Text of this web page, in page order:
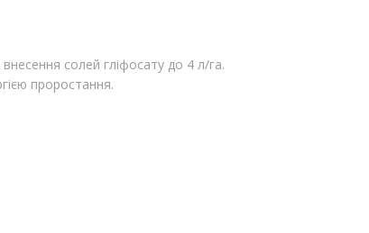
солей гліфосату до 4 л/га.
проростання.